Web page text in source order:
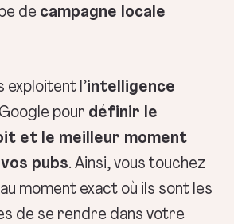
de campagne locale
exploitent l’intelligence
pour définir le
et le meilleur moment
pubs. Ainsi, vous touchez
moment exact où ils sont les
de se rendre dans votre